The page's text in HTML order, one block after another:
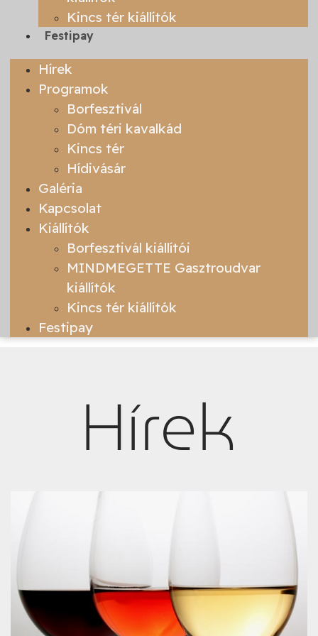
Kincs tér kiállítók
Festipay
Hírek
Programok
Borfesztivál
Dóm téri kavalkád
Kincs tér
Hídivásár
Galéria
Kapcsolat
Kiállítók
Borfesztivál kiállítói
MINDMEGETTE Gasztroudvar
kiállítók
Kincs tér kiállítók
Festipay
Hírek